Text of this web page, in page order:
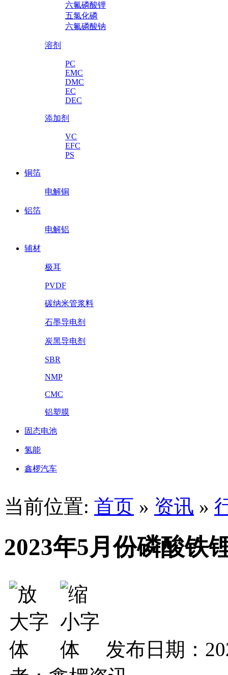
六氟磷酸锂
五氯化磷
六氟磷酸钠
溶剂
PC
EMC
DMC
EC
DEC
添加剂
VC
EFC
PS
铜箔
电解铜
铝箔
电解铝
辅材
极耳
PVDF
碳纳米管浆料
石墨导电剂
炭黑导电剂
SBR
NMP
CMC
铝塑膜
固态电池
氢能
鑫椤汽车
当前位置: 首页 » 资讯 »
2023年5月份磷酸铁
发布日期：